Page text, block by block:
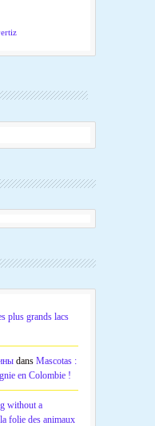
plus grands lacs
dans Mascotas :
en Colombie !
without a
folie des animaux